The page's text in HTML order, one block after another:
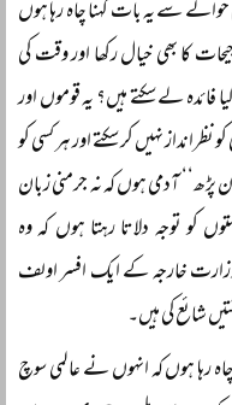
سے یہ بات کہنا چاہ رہا ہوں
کا بھی خیال رکھا اور وقت کی
فائدہ لے سکتے ہیں؟ یہ قوموں اور
نہیں کر سکتے اور ہر کسی کو
پڑھ‘‘ آدمی ہوں کہ نہ جرمنی زبان
کو توجہ دلاتا رہتا ہوں کہ وہ
خارجہ کے ایک افسر اولف
شائع کی ہیں۔
رہا ہوں کہ انہوں نے عالمی سوچ